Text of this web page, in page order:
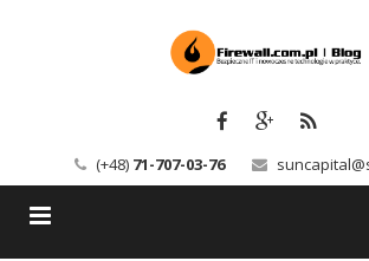
(+48) 71-707-03-76